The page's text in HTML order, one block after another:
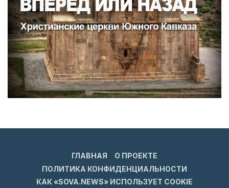
ГЛАВНАЯ
О ПРОЕКТЕ
ПОЛИТИКА КОНФИДЕНЦИАЛЬНОСТИ
КАК «SOVA.NEWS» ИСПОЛЬЗУЕТ COOKIE